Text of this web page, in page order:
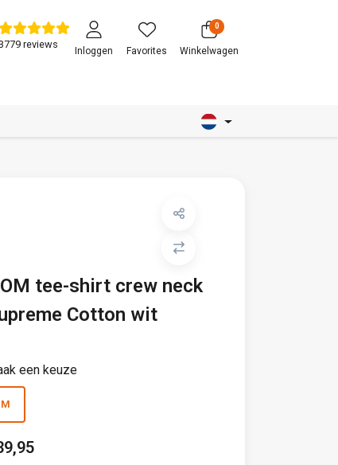
reviews
Inloggen Favorites
0
Winkelwagen
tee-shirt crew neck
Cotton wit
een keuze
M